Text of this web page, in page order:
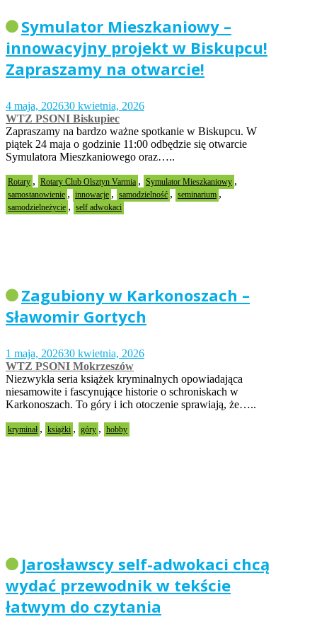
Symulator Mieszkaniowy –
innowacyjny projekt w Biskupcu!
Zapraszamy na otwarcie!
4 maja, 202630 kwietnia, 2026
WTZ PSONI Biskupiec
Zapraszamy na bardzo ważne spotkanie w Biskupcu. W
piątek 24 maja o godzinie 11:00 odbędzie się otwarcie
Symulatora Mieszkaniowego oraz…..
Rotary , Rotary Club Olsztyn Varmia , Symulator Mieszkaniowy ,
samostanowienie , innowacje , samodzielność , seminarium ,
samodzielneżycie , self adwokaci
Zagubiony w Karkonoszach –
Sławomir Gortych
1 maja, 202630 kwietnia, 2026
WTZ PSONI Mokrzeszów
Niezwykła seria książek kryminalnych opowiadająca
niesamowite i fascynujące historie o schroniskach w
Karkonoszach. To góry i ich otoczenie sprawiają, że…..
kryminał , książki , góry , hobby
Jarosławscy self-adwokaci chcą
wydać przewodnik w tekście
łatwym do czytania